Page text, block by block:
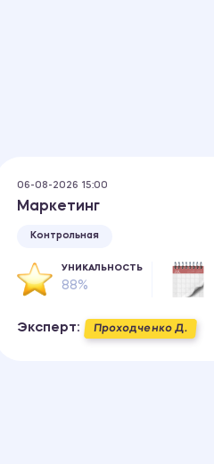
06-08-2026 15:00
Маркетинг
Контрольная
УНИКАЛЬНОСТЬ
88%
Эксперт: Проходченко Д.